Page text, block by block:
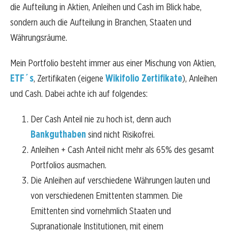
die Aufteilung in Aktien, Anleihen und Cash im Blick habe,
sondern auch die Aufteilung in Branchen, Staaten und
Währungsräume.
Mein Portfolio besteht immer aus einer Mischung von Aktien,
ETF´s, Zertifikaten (eigene Wikifolio Zertifikate), Anleihen
und Cash. Dabei achte ich auf folgendes:
Der Cash Anteil nie zu hoch ist, denn auch
Bankguthaben sind nicht Risikofrei.
Anleihen + Cash Anteil nicht mehr als 65% des gesamt
Portfolios ausmachen.
Die Anleihen auf verschiedene Währungen lauten und
von verschiedenen Emittenten stammen. Die
Emittenten sind vornehmlich Staaten und
Supranationale Institutionen, mit einem